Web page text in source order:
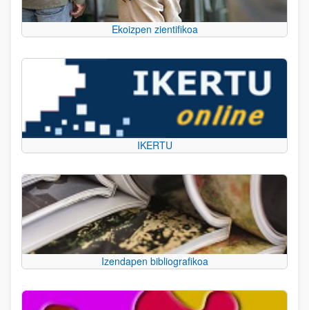
Ekoizpen zientifikoa
IKERTU
Izendapen bibliografikoa